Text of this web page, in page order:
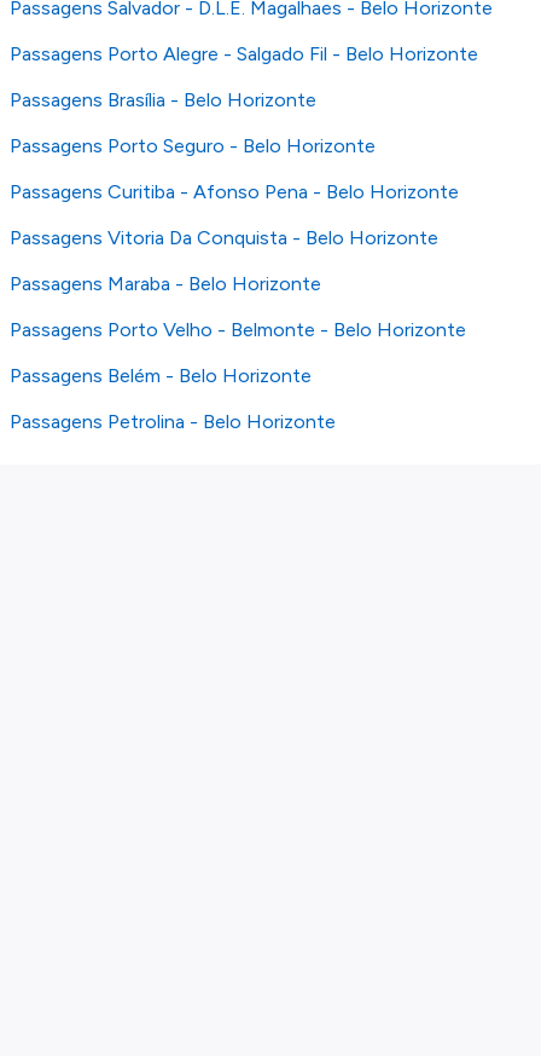
Passagens Salvador - D.L.E. Magalhaes - Belo Horizonte
Passagens Porto Alegre - Salgado Fil - Belo Horizonte
Passagens Brasília - Belo Horizonte
Passagens Porto Seguro - Belo Horizonte
Passagens Curitiba - Afonso Pena - Belo Horizonte
Passagens Vitoria Da Conquista - Belo Horizonte
Passagens Maraba - Belo Horizonte
Passagens Porto Velho - Belmonte - Belo Horizonte
Passagens Belém - Belo Horizonte
Passagens Petrolina - Belo Horizonte